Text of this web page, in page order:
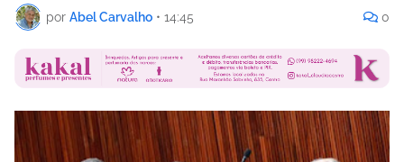
por Abel Carvalho • 14:45 0